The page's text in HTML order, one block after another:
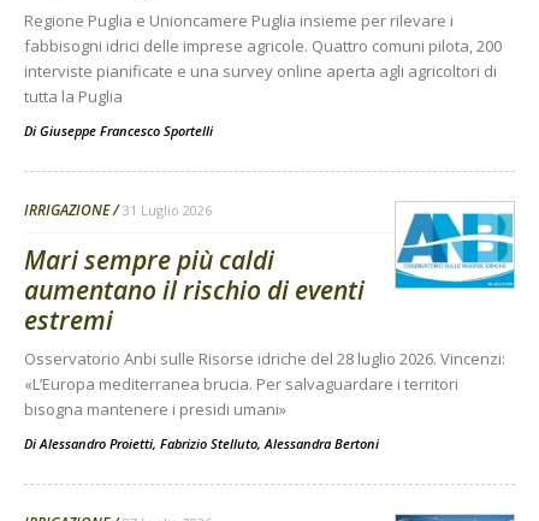
Regione Puglia e Unioncamere Puglia insieme per rilevare i
fabbisogni idrici delle imprese agricole. Quattro comuni pilota, 200
interviste pianificate e una survey online aperta agli agricoltori di
tutta la Puglia
Di Giuseppe Francesco Sportelli
IRRIGAZIONE 31 Luglio 2026
Mari sempre più caldi
aumentano il rischio di eventi
estremi
Osservatorio Anbi sulle Risorse idriche del 28 luglio 2026. Vincenzi:
«L’Europa mediterranea brucia. Per salvaguardare i territori
bisogna mantenere i presidi umani»
Di Alessandro Proietti, Fabrizio Stelluto, Alessandra Bertoni